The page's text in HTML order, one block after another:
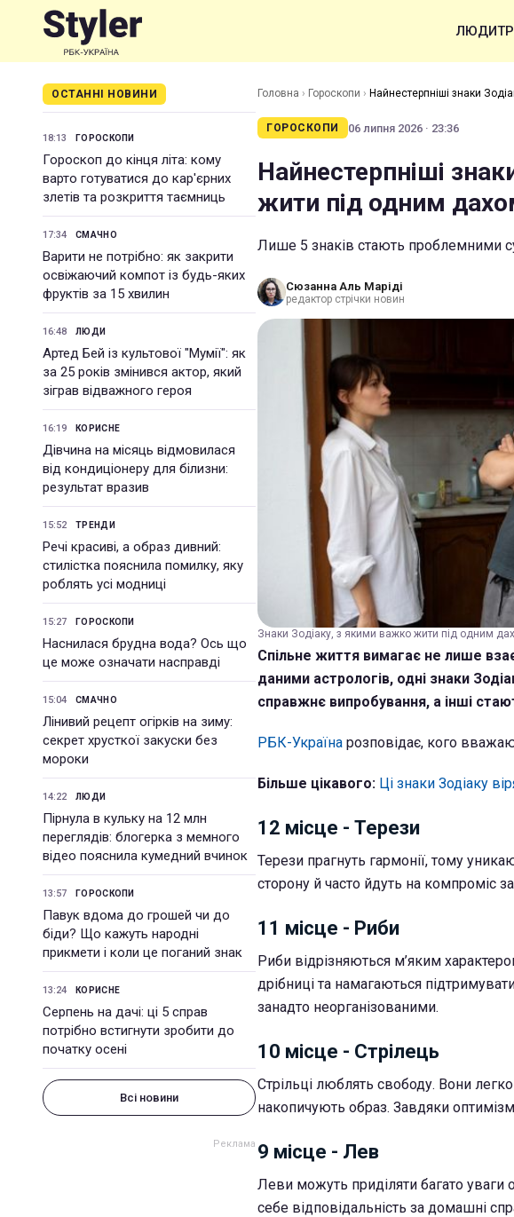
ЛЮДИ
ОСТАННІ НОВИНИ
18:13 ГОРОСКОПИ
Гороскоп до кінця літа: кому
варто готуватися до кар'єрних
злетів та розкриття таємниць
17:34 СМАЧНО
Варити не потрібно: як закрити
освіжаючий компот із будь-яких
фруктів за 15 хвилин
16:48 ЛЮДИ
Артед Бей із культової "Мумії": як
за 25 років змінився актор, який
зіграв відважного героя
16:19 КОРИСНЕ
Дівчина на місяць відмовилася
від кондиціонеру для білизни:
результат вразив
15:52 ТРЕНДИ
Речі красиві, а образ дивний:
стилістка пояснила помилку, яку
роблять усі модниці
15:27 ГОРОСКОПИ
Наснилася брудна вода? Ось що
це може означати насправді
15:04 СМАЧНО
Лінивий рецепт огірків на зиму:
секрет хрусткої закуски без
мороки
14:22 ЛЮДИ
Пірнула в кульку на 12 млн
переглядів: блогерка з мемного
відео пояснила кумедний вчинок
13:57 ГОРОСКОПИ
Павук вдома до грошей чи до
біди? Що кажуть народні
прикмети і коли це поганий знак
13:24 КОРИСНЕ
Серпень на дачі: ці 5 справ
потрібно встигнути зробити до
початку осені
Всі новини
Головна › Гороскопи › Найнестерпніші знаки
ГОРОСКОПИ 06 липня 2026 · 23:36
Найнестерпніші
жити під одним
Лише 5 знаків стають проблемними
Сюзанна Аль Маріді
редактор стрічки новин
Знаки Зодіаку, з якими важко жити під одним
Спільне життя вимагає не лише
даними астрологів, одні знаки
справжнє випробування, а інші
РБК-Україна розповідає, кого
Більше цікавого: Ці знаки Зодіаку
12 місце - Терези
Терези прагнуть гармонії, тому
сторону й часто йдуть на компроміс
11 місце - Риби
Риби відрізняються м’яким
дрібниці та намагаються
занадто неорганізованими.
10 місце - Стрілець
Стрільці люблять свободу. Вони
накопичують образ. Завдяки
9 місце - Лев
Леви можуть приділяти багато уваги
себе відповідальність за домашні